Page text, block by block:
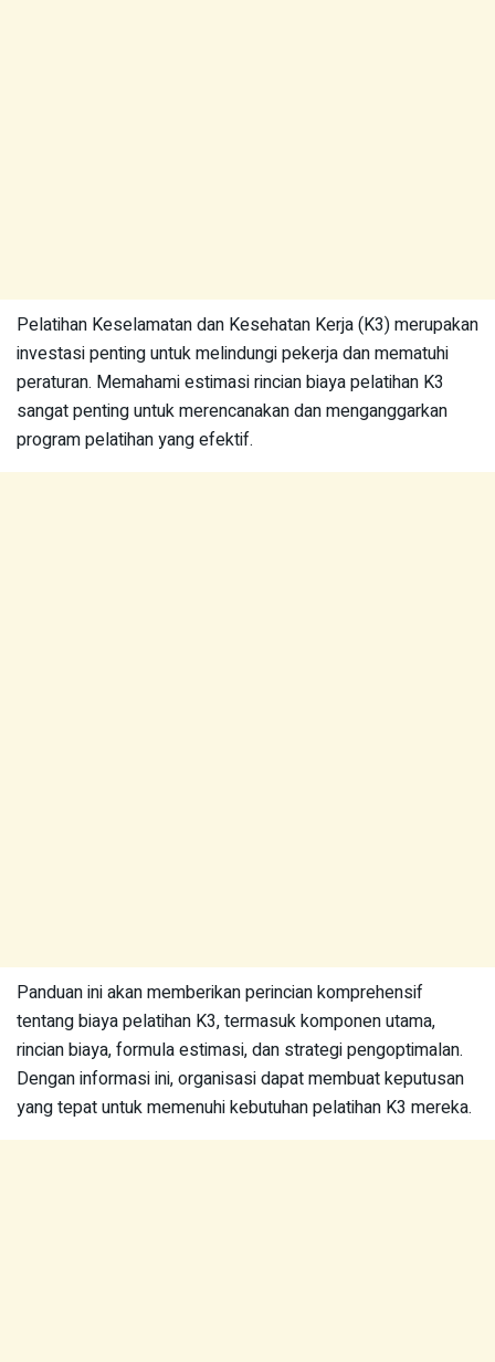
Pelatihan Keselamatan dan Kesehatan Kerja (K3) merupakan
investasi penting untuk melindungi pekerja dan mematuhi
peraturan. Memahami estimasi rincian biaya pelatihan K3
sangat penting untuk merencanakan dan menganggarkan
program pelatihan yang efektif.
Panduan ini akan memberikan perincian komprehensif
tentang biaya pelatihan K3, termasuk komponen utama,
rincian biaya, formula estimasi, dan strategi pengoptimalan.
Dengan informasi ini, organisasi dapat membuat keputusan
yang tepat untuk memenuhi kebutuhan pelatihan K3 mereka.